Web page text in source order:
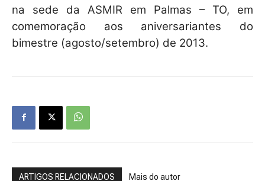
na sede da ASMIR em Palmas – TO, em
comemoração aos aniversariantes do
bimestre (agosto/setembro) de 2013.
ARTIGOS RELACIONADOS Mais do autor